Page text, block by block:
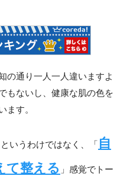
の通り一人一人違いますよ
もないし、健康な肌の色を
ます。
いうわけではなく、「 自
て整える 」感覚でトー